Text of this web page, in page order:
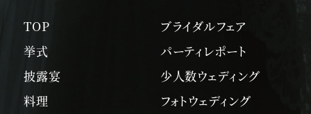
TOP
挙式
披露宴
料理
ブライダルフェア
パーティレポート
少人数ウェディング
フォトウェディング